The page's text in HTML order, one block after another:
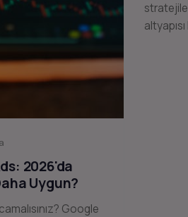
2026'da
Uygun?
Google